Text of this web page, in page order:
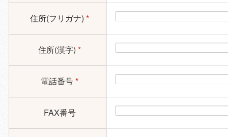
住所(フリガナ) *
住所(漢字) *
電話番号*
FAX番号